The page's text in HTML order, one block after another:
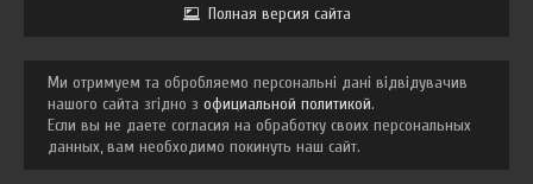
Полная версия сайта
Ми отримуем та обробляемо персональні дані відвідувачив
нашого сайта згідно з официальной политикой.
Если вы не даете согласия на обработку своих персональных
данных, вам необходимо покинуть наш сайт.